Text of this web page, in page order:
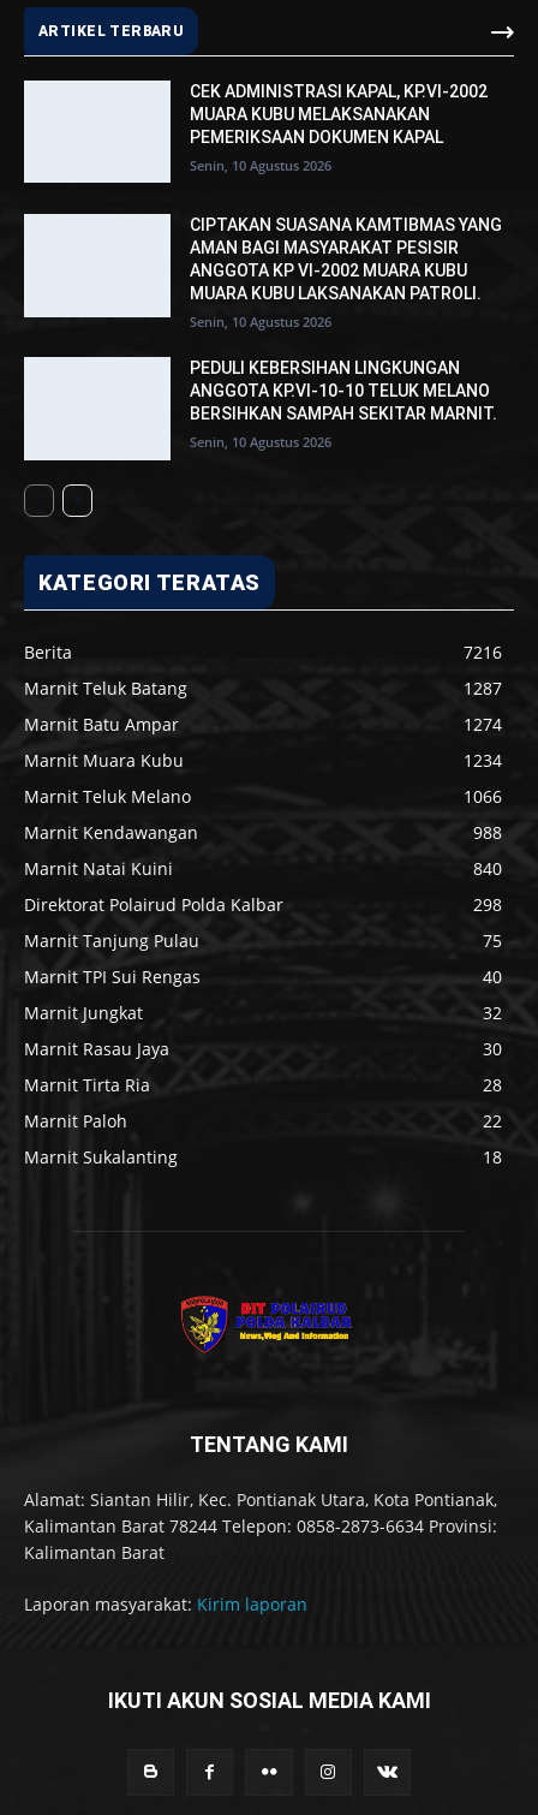
ARTIKEL TERBARU
CEK ADMINISTRASI KAPAL, KP.VI-2002
MUARA KUBU MELAKSANAKAN
PEMERIKSAAN DOKUMEN KAPAL
Senin, 10 Agustus 2026
CIPTAKAN SUASANA KAMTIBMAS YANG
AMAN BAGI MASYARAKAT PESISIR
ANGGOTA KP VI-2002 MUARA KUBU
MUARA KUBU LAKSANAKAN PATROLI.
Senin, 10 Agustus 2026
PEDULI KEBERSIHAN LINGKUNGAN
ANGGOTA KP.VI-10-10 TELUK MELANO
BERSIHKAN SAMPAH SEKITAR MARNIT.
Senin, 10 Agustus 2026
KATEGORI TERATAS
Berita
7216
Marnit Teluk Batang
1287
Marnit Batu Ampar
1274
Marnit Muara Kubu
1234
Marnit Teluk Melano
1066
Marnit Kendawangan
988
Marnit Natai Kuini
840
Direktorat Polairud Polda Kalbar
298
Marnit Tanjung Pulau
75
Marnit TPI Sui Rengas
40
Marnit Jungkat
32
Marnit Rasau Jaya
30
Marnit Tirta Ria
28
Marnit Paloh
22
Marnit Sukalanting
18
TENTANG KAMI
Alamat: Siantan Hilir, Kec. Pontianak Utara, Kota Pontianak,
Kalimantan Barat 78244 Telepon: 0858-2873-6634 Provinsi:
Kalimantan Barat
Laporan masyarakat: Kirim laporan
IKUTI AKUN SOSIAL MEDIA KAMI